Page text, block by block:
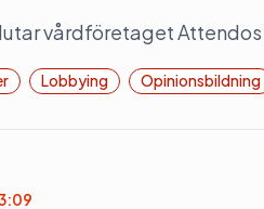
vårdföretaget
Lobbying Opinionsbildning